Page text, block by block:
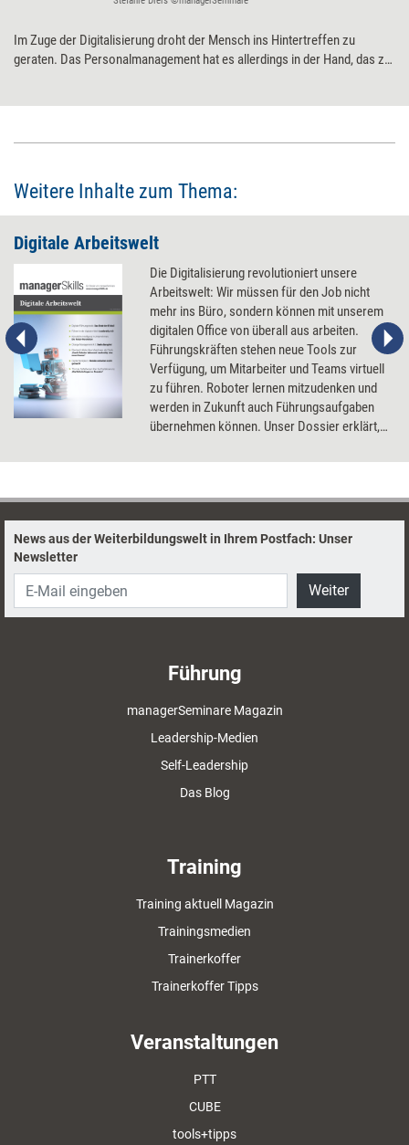
Im Zuge der Digitalisierung droht der Mensch ins Hintertreffen zu
geraten. Das Personalmanagement hat es allerdings in der Hand, das zu
Weitere Inhalte zum Thema:
Digitale Arbeitswelt
Die Digitalisierung revolutioniert unsere
Arbeitswelt: Wir müssen für den Job nicht
mehr ins Büro, sondern können mit unserem
digitalen Office von überall aus arbeiten.
Führungskräften stehen neue Tools zur
Verfügung, um Mitarbeiter und Teams virtuell
zu führen. Roboter lernen mitzudenken und
werden in Zukunft auch Führungsaufgaben
übernehmen können. Unser Dossier erklärt,
Arbeitswelt wissen und lernen müssen.
News aus der Weiterbildungswelt in Ihrem Postfach: Unser
Newsletter
Weiter
Führung
managerSeminare Magazin
Leadership-Medien
Self-Leadership
Das Blog
Training
Training aktuell Magazin
Trainingsmedien
Trainerkoffer
Trainerkoffer Tipps
Veranstaltungen
PTT
CUBE
tools+tipps